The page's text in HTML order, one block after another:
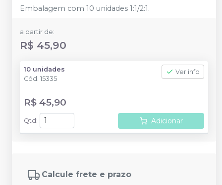
Embalagem com 10 unidades 1:1/2:1.
a partir de:
R$ 45,90
10 unidades
Cód. 15335
Ver info
R$ 45,90
Qtd : Adicionar
Calcule frete e prazo